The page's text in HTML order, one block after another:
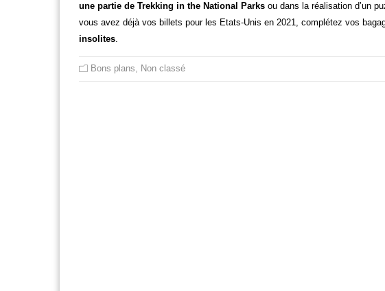
une partie de Trekking in the National Parks ou dans la réalisation d’un
vous avez déjà vos billets pour les Etats-Unis en 2021, complétez vos
insolites.
Bons plans, Non classé